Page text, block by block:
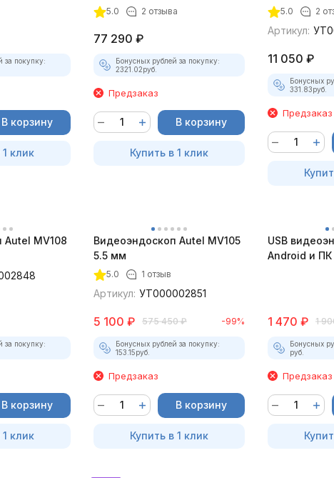
за покупку:
В корзину
клик
5.0 2 отзыва
77 290 ₽
Бонусных рублей за покупку:
2321.02руб.
Предзаказ
В корзину
Купить в 1 клик
5.0 2
Артикул:
11 050 ₽
Бонусных
331.83руб.
Предзаказ
MV108
за покупку:
В корзину
клик
Видеоэндоскоп Autel MV105
5.5 мм
5.0 1 отзыв
Артикул: УТ000002851
5 100 ₽ 575 450 ₽ -99%
Бонусных рублей за покупку:
153.15руб.
Предзаказ
В корзину
Купить в 1 клик
USB
Android и
1 470 ₽ 1
Бонусных
руб.
Предзаказ